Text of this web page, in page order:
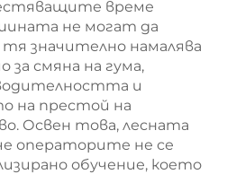
време
не могат да
значително намалява
за смяна на гума,
и
на престой на
Освен това, лесната
операторите не се
обучение, което